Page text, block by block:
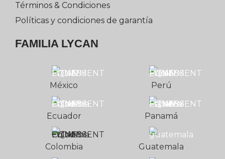
Términos & Condiciones
Políticas y condiciones de garantía
FAMILIA LYCAN
México
Ecuador
Colombia
Perú
Panamá
Guatemala